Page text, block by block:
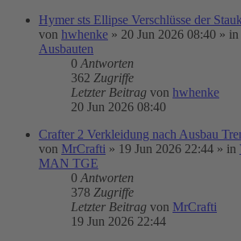
Hymer sts Ellipse Verschlüsse der
von hwhenke » 20 Jun 2026 08:40 » in
Ausbauten
0 Antworten
362 Zugriffe
Letzter Beitrag von hwhenke
20 Jun 2026 08:40
Crafter 2 Verkleidung nach Ausbau
von MrCrafti » 19 Jun 2026 22:44 » in
MAN TGE
0 Antworten
378 Zugriffe
Letzter Beitrag von MrCrafti
19 Jun 2026 22:44